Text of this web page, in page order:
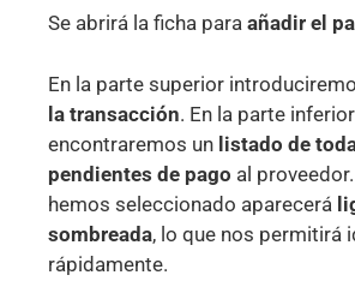
Se abrirá la ficha para añadir el
En la parte superior
la transacción. En la parte inferior
encontraremos un listado de
pendientes de pago al
hemos seleccionado aparecerá
sombreada, lo que nos permitirá
rápidamente.